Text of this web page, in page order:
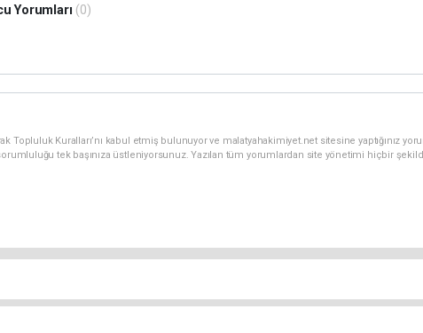
Yorumları (0)
Topluluk Kuralları’nı kabul etmiş bulunuyor ve malatyahakimiyet.net sitesine yaptığınız
tek başınıza üstleniyorsunuz. Yazılan tüm yorumlardan site yönetimi hiçbir